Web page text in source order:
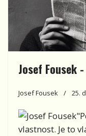
Josef Fousek
Josef Fousek 25.
vlastnost. Je to